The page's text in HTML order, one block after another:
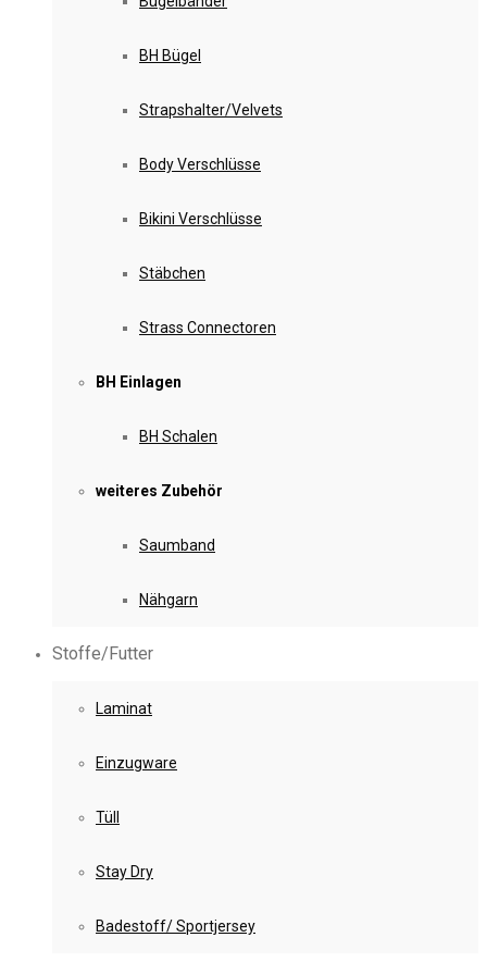
BH Bügel
Strapshalter/Velvets
Body Verschlüsse
Bikini Verschlüsse
Stäbchen
Strass Connectoren
BH Einlagen
BH Schalen
weiteres Zubehör
Saumband
Nähgarn
Stoffe/Futter
Laminat
Einzugware
Tüll
Stay Dry
Badestoff/ Sportjersey